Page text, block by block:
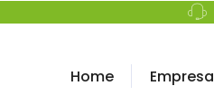
Home Empresa